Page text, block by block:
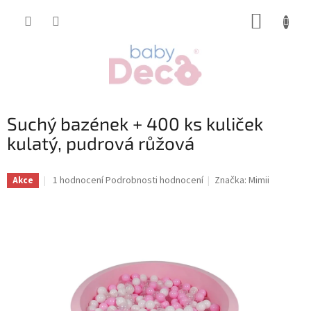
Suchý bazének + 400 ks kuliček
kulatý, pudrová růžová
Akce
Průměrné
hvězdiček.
1 hodnoceníPodrobnosti hodnocení Značka:Mimii